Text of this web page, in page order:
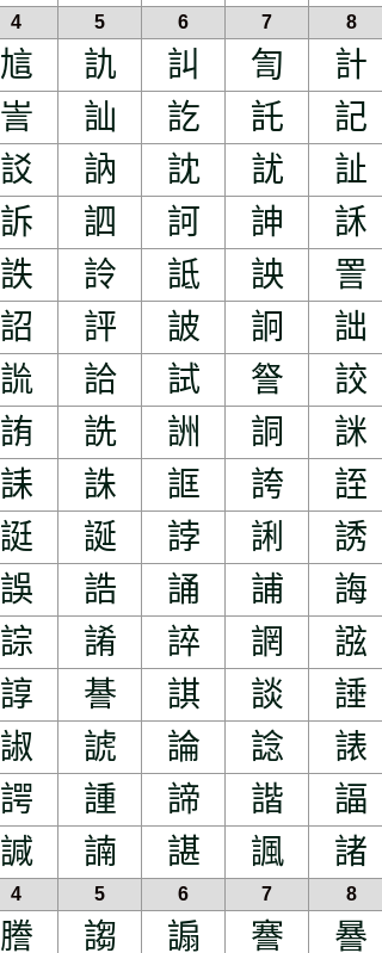
4 5 6 7 8
訄 訅 訆 訇 計
訔 訕 訖 託 記
訤 訥 訦 訧 訨
訴 訵 訶 訷 訸
詄 詅 詆 詇 詈
詔 評 詖 詗 詘
詤 詥 試 詧 詨
詴 詵 詶 詷 詸
誄 誅 誆 誇 誈
誔 誕 誖 誗 誘
誤 誥 誦 誧 誨
誴 誵 誶 誷 誸
諄 諅 諆 談 諈
諔 諕 論 諗 諘
諤 諥 諦 諧 諨
諴 諵 諶 諷 諸
4 5 6 7 8
謄 謅 謆 謇 謈